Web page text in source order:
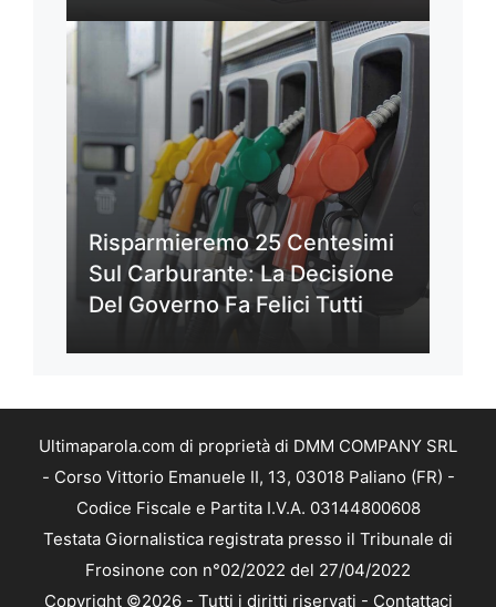
Risparmieremo 25 Centesimi
Sul Carburante: La Decisione
Del Governo Fa Felici Tutti
Ultimaparola.com di proprietà di DMM COMPANY SRL
- Corso Vittorio Emanuele II, 13, 03018 Paliano (FR) -
Codice Fiscale e Partita I.V.A. 03144800608
Testata Giornalistica registrata presso il Tribunale di
Frosinone con n°02/2022 del 27/04/2022
Copyright ©2026 - Tutti i diritti riservati - Contattaci